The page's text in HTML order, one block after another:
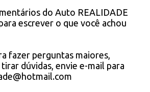
do Auto REALIDADE
escrever o que você achou
fazer perguntas maiores,
dúvidas, envie e-mail para